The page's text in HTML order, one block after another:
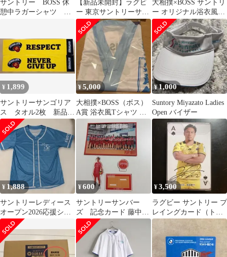
サントリー BOSS 休
憩中ラガーシャツ ポ
【新品未開封】ラグビ
ー 東京サントリーサン
ゴリアス 黄援グッズ 4
点セット
大相撲×BOSS サントリ
ー オリジナル浴衣風T
シャツ 王鵬
¥ 1,899
サントリーサンゴリア
ス タオル2枚 新品未
使用
¥5,000
大相撲×BOSS（ボス）
A賞 浴衣風Tシャツ 安
青錦
¥1,000
Suntory Miyazato Ladies
Open バイザー
¥ 1,888
サントリーレディース
オープン2026応援シャ
ツ 宮里藍 ゴルフ
¥600
サントリーサンバー
ズ 記念カード 藤中謙
也アクリルスタンド セ
ット
¥3,500
ラグビー サントリー プ
レイングカード（トラ
ンプ） 選手カード サン
ゴリアス